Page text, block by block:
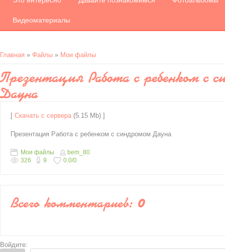
Видеоматериалы
Главная » Файлы » Мои файлы
Презентация Работа с ребенком с
Дауна
[ Скачать с сервера(5.15 Mb) ]
Презентация Работа с ребенком с синдромом Дауна
Мои файлы
bem_80
326
9 0.0/0
Всего комментариев: 0
Войдите: